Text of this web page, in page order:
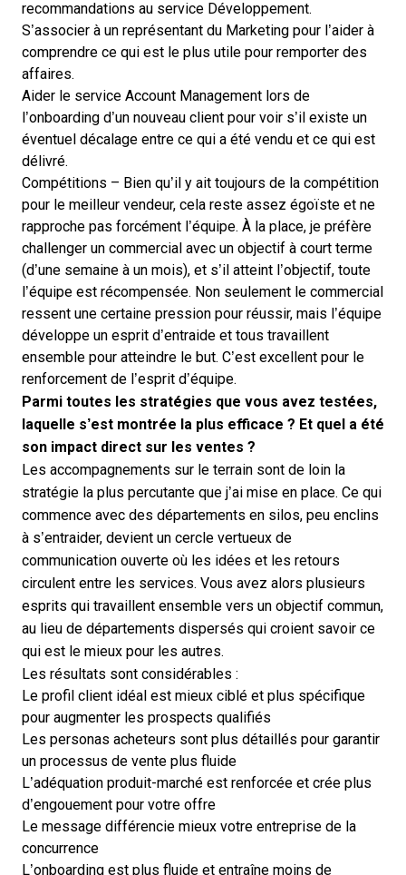
recommandations au service Développement.
S’associer à un représentant du Marketing pour l’aider à
comprendre ce qui est le plus utile pour remporter des
affaires.
Aider le service Account Management lors de
l’onboarding d’un nouveau client pour voir s’il existe un
éventuel décalage entre ce qui a été vendu et ce qui est
délivré.
Compétitions – Bien qu’il y ait toujours de la compétition
pour le meilleur vendeur, cela reste assez égoïste et ne
rapproche pas forcément l’équipe. À la place, je préfère
challenger un commercial avec un objectif à court terme
(d’une semaine à un mois), et s’il atteint l’objectif, toute
l’équipe est récompensée. Non seulement le commercial
ressent une certaine pression pour réussir, mais l’équipe
développe un esprit d’entraide et tous travaillent
ensemble pour atteindre le but. C’est excellent pour le
renforcement de l’esprit d’équipe.
Parmi toutes les stratégies que vous avez testées,
laquelle s’est montrée la plus efficace ? Et quel a été
son impact direct sur les ventes ?
Les accompagnements sur le terrain sont de loin la
stratégie la plus percutante que j’ai mise en place. Ce qui
commence avec des départements en silos, peu enclins
à s’entraider, devient un cercle vertueux de
communication ouverte où les idées et les retours
circulent entre les services. Vous avez alors plusieurs
esprits qui travaillent ensemble vers un objectif commun,
au lieu de départements dispersés qui croient savoir ce
qui est le mieux pour les autres.
Les résultats sont considérables :
Le profil client idéal est mieux ciblé et plus spécifique
pour augmenter les prospects qualifiés
Les personas acheteurs sont plus détaillés pour garantir
un processus de vente plus fluide
L’adéquation produit-marché est renforcée et crée plus
d’engouement pour votre offre
Le message différencie mieux votre entreprise de la
concurrence
L’onboarding est plus fluide et entraîne moins de